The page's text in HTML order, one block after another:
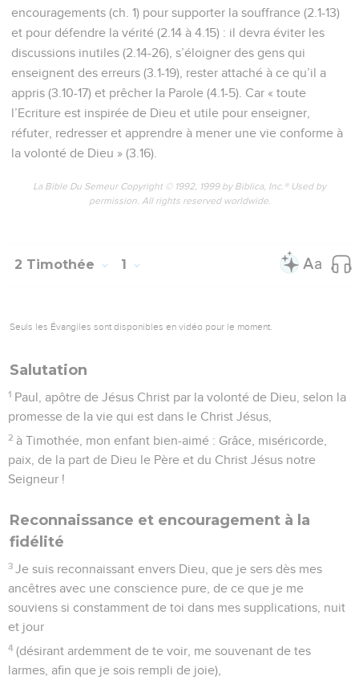
encouragements (ch. 1) pour supporter la souffrance (2.1-13)
et pour défendre la vérité (2.14 à 4.15) : il devra éviter les
discussions inutiles (2.14-26), s’éloigner des gens qui
enseignent des erreurs (3.1-19), rester attaché à ce qu’il a
appris (3.10-17) et prêcher la Parole (4.1-5). Car « toute
l’Ecriture est inspirée de Dieu et utile pour enseigner,
réfuter, redresser et apprendre à mener une vie conforme à
la volonté de Dieu » (3.16).
La Bible Du Semeur Copyright © 1992, 1999 by Biblica, Inc.® Used by
permission. All rights reserved worldwide.
2 Timothée 1
Seuls les Évangiles sont disponibles en vidéo pour le moment.
Salutation
1 Paul, apôtre de Jésus Christ par la volonté de Dieu, selon la
promesse de la vie qui est dans le Christ Jésus,
2 à Timothée, mon enfant bien-aimé : Grâce, miséricorde,
paix, de la part de Dieu le Père et du Christ Jésus notre
Seigneur !
Reconnaissance et encouragement à la
fidélité
3 Je suis reconnaissant envers Dieu, que je sers dès mes
ancêtres avec une conscience pure, de ce que je me
souviens si constamment de toi dans mes supplications, nuit
et jour
4 (désirant ardemment de te voir, me souvenant de tes
larmes, afin que je sois rempli de joie),